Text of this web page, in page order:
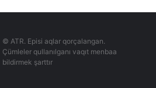
© ATR. Episi aqlar qorçalangan.
Çümleler qullanılganı vaqıt menbaa
bildirmek şarttır